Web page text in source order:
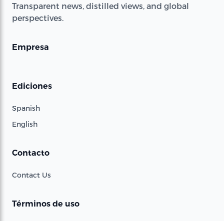
Transparent news, distilled views, and global
perspectives.
Empresa
Ediciones
Spanish
English
Contacto
Contact Us
Términos de uso